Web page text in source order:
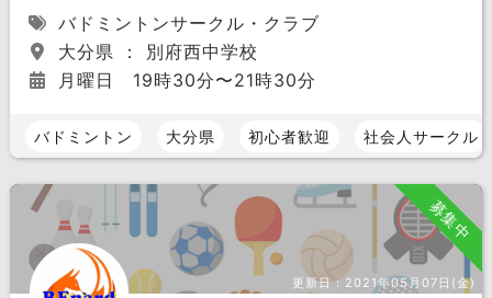
バドミントンサークル・クラブ
大分県 ： 別府西中学校
月曜日 19時30分〜21時30分
バドミントン 大分県 初心者歓迎 社会人サークル
募集中
更新日： 2021年05月07日(金)